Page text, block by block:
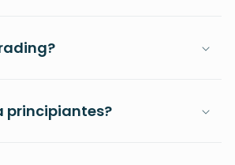
principiantes?